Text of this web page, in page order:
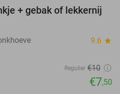
25%
+ gebak of lekkernij
9.6 star
Regulier €10
€7,50